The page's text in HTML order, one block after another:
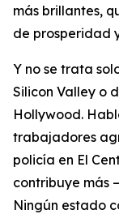
más brillantes,
de prosperidad
Y no se trata
Silicon Valley o
Hollywood.
trabajadores
policía en El
contribuye más
Ningún estado